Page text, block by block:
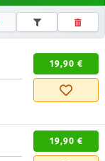
19,90 €
19,90 €